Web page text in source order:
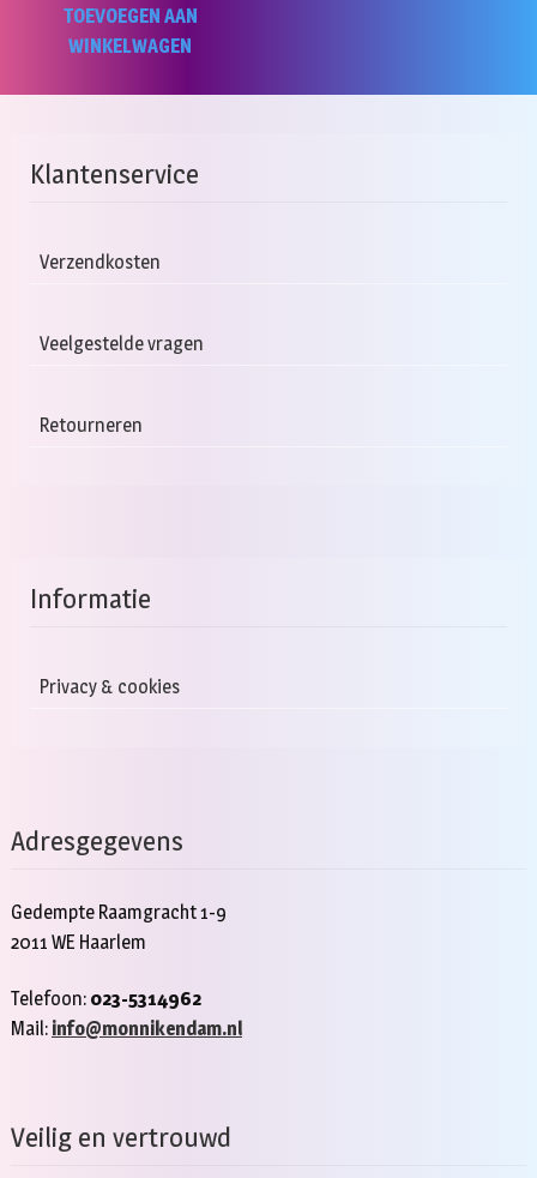
TOEVOEGEN AAN
WINKELWAGEN
Klantenservice
Verzendkosten
Veelgestelde vragen
Retourneren
Informatie
Privacy & cookies
Adresgegevens
Gedempte Raamgracht 1-9
2011 WE Haarlem
Telefoon: 023-5314962
Mail: info@monnikendam.nl
Veilig en vertrouwd